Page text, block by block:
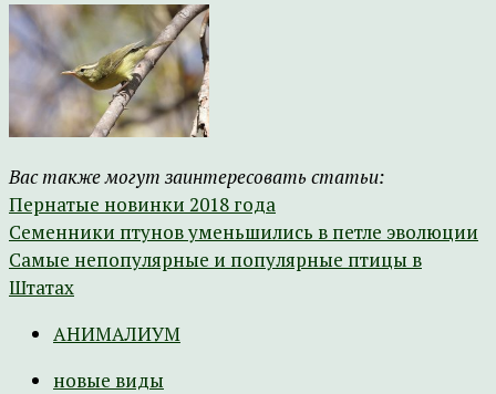
Вас также могут заинтересовать статьи:
Пернатые новинки 2018 года
Семенники птунов уменьшились в петле эволюции
Самые непопулярные и популярные птицы в
Штатах
АНИМАЛИУМ
новые виды